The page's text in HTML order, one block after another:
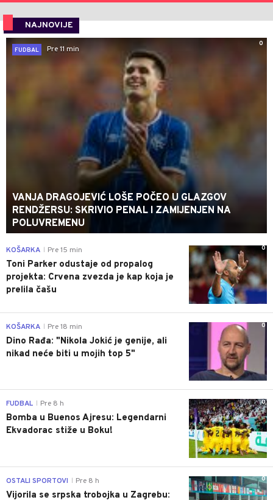
NAJNOVIJE
0
FUDBAL
Pre 11 min
VANJA DRAGOJEVIĆ LOŠE POČEO U GLAZGOV
RENDŽERSU: SKRIVIO PENAL I ZAMIJENJEN NA
POLUVREMENU
0
KOŠARKA Pre 15 min
Toni Parker odustaje od propalog
projekta: Crvena zvezda je kap koja je
prelila čašu
0
KOŠARKA Pre 18 min
Dino Rađa: "Nikola Jokić je genije, ali
nikad neće biti u mojih top 5"
0
FUDBAL Pre 8 h
Bomba u Buenos Ajresu: Legendarni
Ekvadorac stiže u Boku!
0
OSTALI SPORTOVI Pre 8 h
Vijorila se srpska trobojka u Zagrebu: